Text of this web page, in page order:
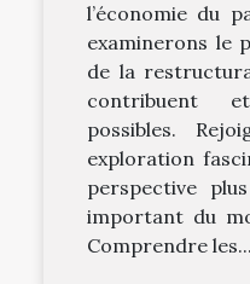
l’économie du
examinerons le
de la
contribuent
possibles.
exploration
perspective
important du
Comprendre les...